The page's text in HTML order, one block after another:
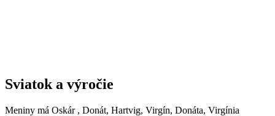
Sviatok a výročie
Meniny má Oskár , Donát, Hartvig, Virgín, Donáta, Virgínia